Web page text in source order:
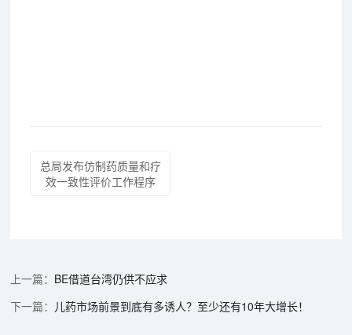
总局发布仿制药质量和疗
效一致性评价工作程序
BE借道台湾仍供不应求
儿药市场前景到底有多诱人？至少还有10年大增长！